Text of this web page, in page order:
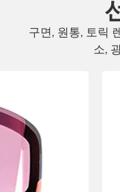
구면, 원통, 토릭
소,